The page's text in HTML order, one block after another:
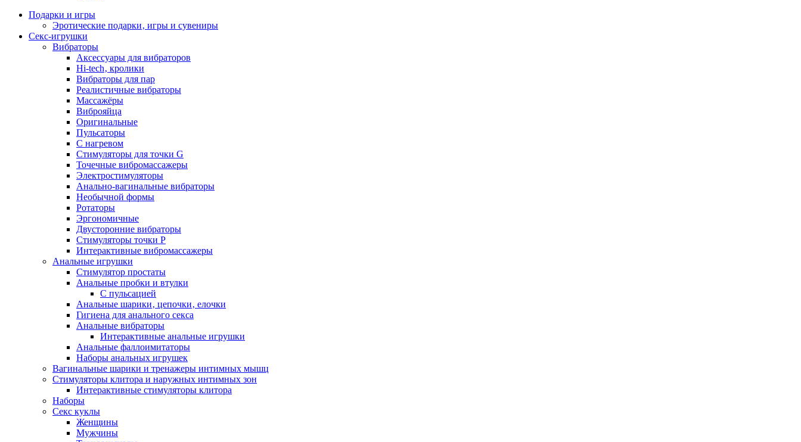
Подарки и игры
Эротические подарки‚ игры и сувениры
Секс-игрушки
Вибраторы
Аксессуары для вибраторов
Hi-tech‚ кролики
Вибраторы для пар
Реалистичные вибраторы
Массажёры
Виброяйца
Оригинальные
Пульсаторы
С нагревом
Стимуляторы для точки G
Точечные вибромассажеры
Электростимуляторы
Анально-вагинальные вибраторы
Необычной формы
Ротаторы
Эргономичные
Двусторонние вибраторы
Стимуляторы точки P
Интерактивные вибромассажеры
Анальные игрушки
Стимулятор простаты
Анальные пробки и втулки
С пульсацией
Анальные шарики‚ цепочки‚ елочки
Гигиена для анального секса
Анальные вибраторы
Интерактивные анальные игрушки
Анальные фаллоимитаторы
Наборы анальных игрушек
Вагинальные шарики и тренажеры интимных мышц
Стимуляторы клитора и наружных интимных зон
Интерактивные стимуляторы клитора
Наборы
Секс куклы
Женщины
Мужчины